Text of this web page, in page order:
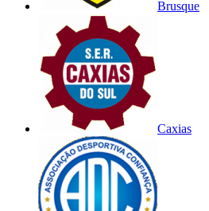
Brusque
Caxias